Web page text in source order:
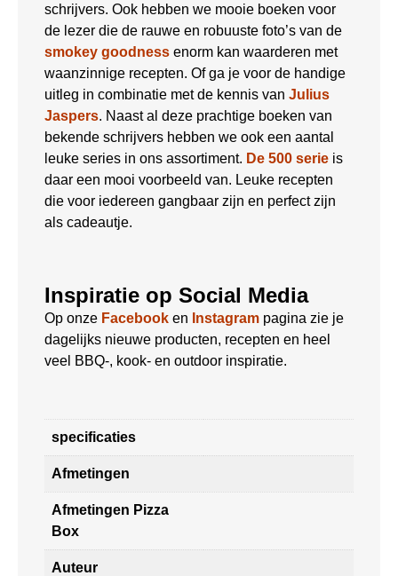
schrijvers. Ook hebben we mooie boeken voor
de lezer die de rauwe en robuuste foto’s van de
smokey goodness enorm kan waarderen met
waanzinnige recepten. Of ga je voor de handige
uitleg in combinatie met de kennis van Julius
Jaspers. Naast al deze prachtige boeken van
bekende schrijvers hebben we ook een aantal
leuke series in ons assortiment. De 500 serie is
daar een mooi voorbeeld van. Leuke recepten
die voor iedereen gangbaar zijn en perfect zijn
als cadeautje.
Inspiratie op Social Media
Op onze Facebook en Instagram pagina zie je
dagelijks nieuwe producten, recepten en heel
veel BBQ-, kook- en outdoor inspiratie.
specificaties
Afmetingen
Afmetingen Pizza
Box
Auteur